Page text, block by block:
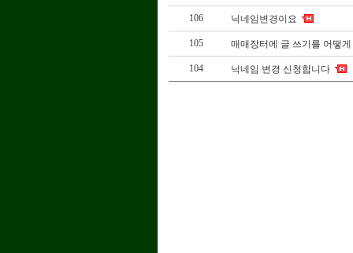
106 닉네임변경이요
105 매매장터에 글 쓰기를 어떻
104 닉네임 변경 신청합니다